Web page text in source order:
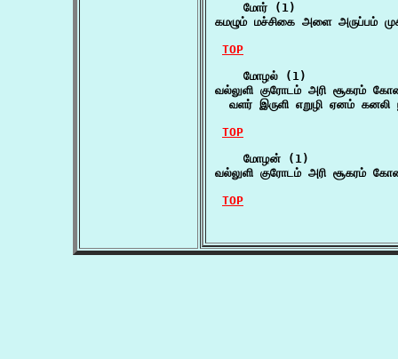
    மோர் (1)
கமழும் மச்சிகை அளை அருப்பம்
TOP
    மோழல் (1)
வல்லுளி குரோடம் அரி சூகரம்
வளர் இருளி எறுழி ஏனம்
TOP
    மோழன் (1)
வல்லுளி குரோடம் அரி சூகரம்
TOP